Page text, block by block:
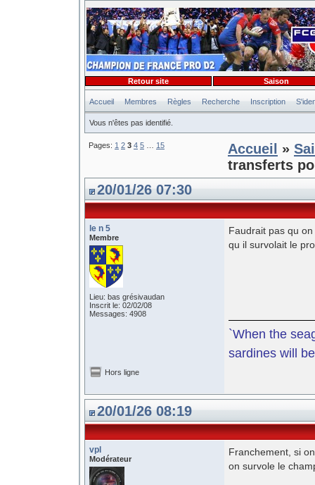
Accueil Membres Règles Recherche Inscription
Vous n'êtes pas identifié.
Retour site Saison
Pages: 1 2 3 4 5 15 Accueil »
transferts
20/01/26 07:30
le n 5
Membre
Lieu: bas grésivaudan
Inscrit le: 02/02/08
Messages: 4908
Faudrait pas qu
qu il survolait le
`When the
sardines will
Hors ligne
20/01/26 08:19
vpl
Modérateur
Franchement, si
on survole le